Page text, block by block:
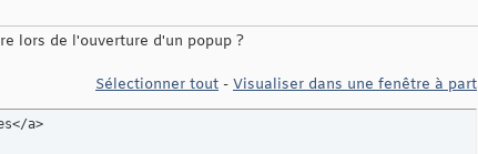
lors de l'ouverture d'un popup ?
Sélectionner tout - Visualiser dans une fenêtre à part
a>